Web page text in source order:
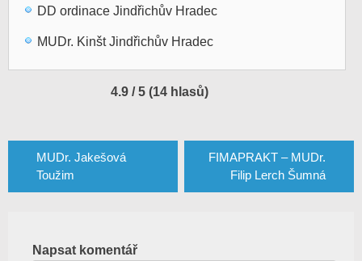
DD ordinace Jindřichův Hradec
MUDr. Kinšt Jindřichův Hradec
4.9 / 5 (14 hlasů)
příspěvek
MUDr. Jakešová
Toužim
FIMAPRAKT – MUDr.
Filip Lerch Šumná
Napsat komentář